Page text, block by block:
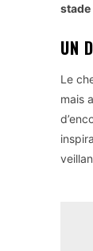
stade
UN
Le
mais